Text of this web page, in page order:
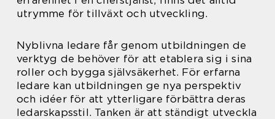
utrymme för tillväxt och utveckling.
Nyblivna ledare får genom utbildningen de
verktyg de behöver för att etablera sig i sina
roller och bygga självsäkerhet. För erfarna
ledare kan utbildningen ge nya perspektiv
och idéer för att ytterligare förbättra deras
ledarskapsstil. Tanken är att ständigt utveckla